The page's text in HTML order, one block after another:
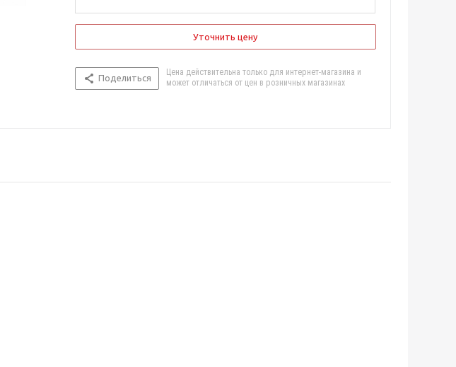
Уточнить цену
Поделиться
Цена действительна только для интернет-магазина и
может отличаться от цен в розничных магазинах